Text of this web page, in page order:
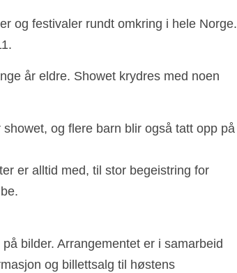
og festivaler rundt omkring i hele Norge.
år eldre. Showet krydres med noen
og flere barn blir også tatt opp på
er alltid med, til stor begeistring for
bilder. Arrangementet er i samarbeid
og billettsalg til høstens